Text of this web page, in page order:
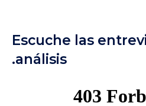
Escuche las
análisis.